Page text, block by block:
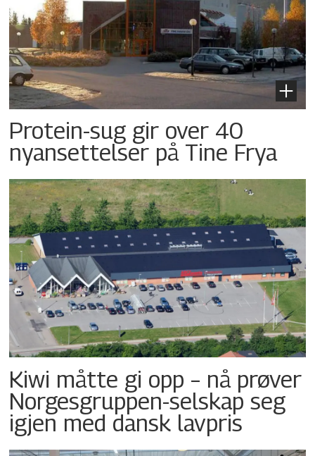
Protein-sug gir over 40
nyansettelser på Tine Frya
Kiwi måtte gi opp – nå prøver
Norgesgruppen-selskap seg
igjen med dansk lavpris